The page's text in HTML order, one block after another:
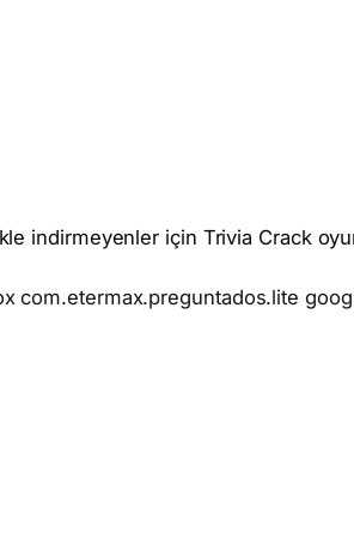
indirmeyenler için Trivia Crack
com.etermax.preguntados.lite